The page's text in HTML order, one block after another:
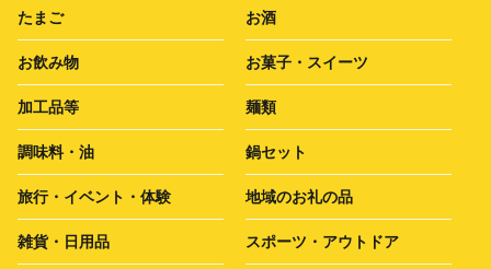
たまご お酒
お飲み物 お菓子・スイーツ
加工品等 麺類
調味料・油 鍋セット
旅行・イベント・体験 地域のお礼の品
雑貨・日用品 スポーツ・アウトドア